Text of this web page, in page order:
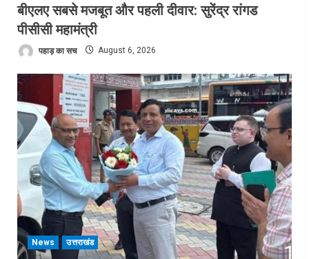
बीएलए सबसे मजबूत और पहली दीवार: सुरेंद्र रांगड
पीसीसी महामंत्री
पहाड़ का सच August 6, 2026
News उत्तराखंड